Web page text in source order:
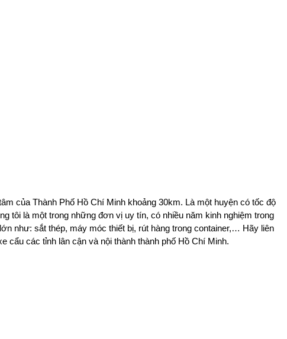
của Thành Phố Hồ Chí Minh khoảng 30km. Là một huyện có tốc độ
tôi là một trong những đơn vị uy tín, có nhiều năm kinh nghiệm trong
như: sắt thép, máy móc thiết bị, rút hàng trong container,… Hãy liên
cẩu các tỉnh lân cận và nội thành thành phố Hồ Chí Minh.